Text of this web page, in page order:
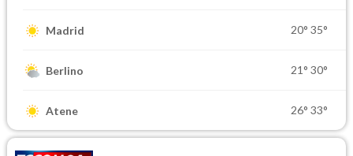
Madrid 20° 35°
Berlino 21° 30°
Atene 26° 33°